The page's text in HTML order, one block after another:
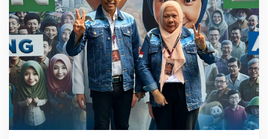
n
B
E
R
A
N
I
U
n
g